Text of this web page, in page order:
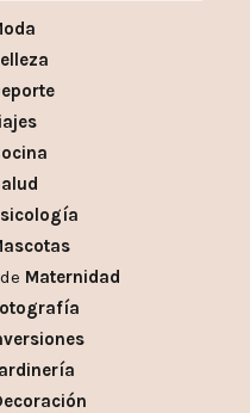
Maternidad